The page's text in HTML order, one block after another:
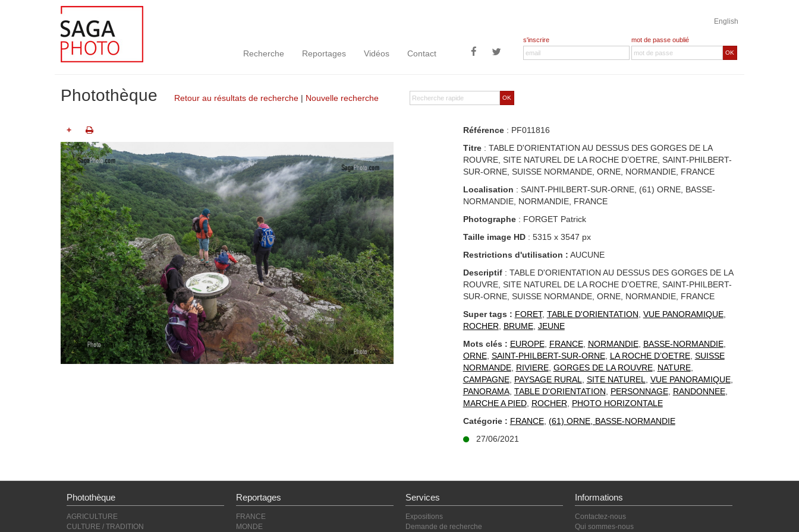
English
Recherche Reportages Vidéos Contact
s'inscrire mot de passe oublié
OK
OK
Photothèque Retour au résultats de recherche | Nouvelle recherche
+ Référence: PF011816
Titre: TABLE D'ORIENTATION AU DESSUS DES GORGES DE LA
ROUVRE, SITE NATUREL DE LA ROCHE D’OETRE, SAINT-PHILBERT-
SUR-ORNE, SUISSE NORMANDE, ORNE, NORMANDIE, FRANCE
Localisation : SAINT-PHILBERT-SUR-ORNE, (61) ORNE, BASSE-
NORMANDIE, NORMANDIE, FRANCE
Photographe: FORGET Patrick
Taille image HD: 5315 x 3547 px
Restrictions d'utilisation : AUCUNE
Descriptif: TABLE D'ORIENTATION AU DESSUS DES GORGES DE LA
ROUVRE, SITE NATUREL DE LA ROCHE D’OETRE, SAINT-PHILBERT-
SUR-ORNE, SUISSE NORMANDE, ORNE, NORMANDIE, FRANCE
Super tags : FORET, TABLE D'ORIENTATION VUE PANORAMIQUE,
ROCHER
BRUME, JEUNE
Mots clés : EUROPE, FRANCE, NORMANDIE, BASSE-NORMANDIE,
ORNE, SAINT-PHILBERT-SUR-ORNE, LA ROCHE D’OETRE, SUISSE
NORMANDE, RIVIERE, GORGES DE LA ROUVRE, NATURE,
CAMPAGNE, PAYSAGE RURAL SITE NATUREL VUE PANORAMIQUE,
PANORAMA, TABLE D'ORIENTATION PERSONNAGE, RANDONNEE,
MARCHE A PIED, ROCHER
PHOTO HORIZONTALE
Catégorie : FRANCE, (61) ORNE, BASSE-NORMANDIE
27/06/2021
Photothèque
AGRICULTURE
CULTURE / TRADITION
Reportages
FRANCE
MONDE
Services
Expositions
Demande de recherche
Informations
Contactez-nous
Qui sommes-nous